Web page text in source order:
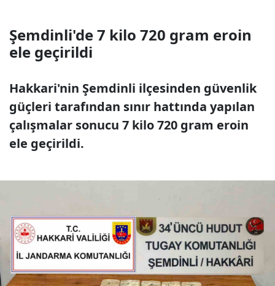
Şemdinli'de 7 kilo 720 gram eroin
ele geçirildi
Hakkari'nin Şemdinli ilçesinden güvenlik
güçleri tarafından sınır hattında yapılan
çalışmalar sonucu 7 kilo 720 gram eroin
ele geçirildi.